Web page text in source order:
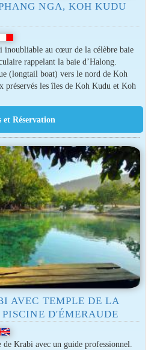
NGA, KOH KUDU
inoubliable au cœur de la célèbre baie
rappelant la baie d’Halong.
(longtail boat) vers le nord de Koh
préservés les îles de Koh Kudu et Koh
AVEC TEMPLE DE LA
D'ÉMERAUDE
Krabi avec un guide professionnel.